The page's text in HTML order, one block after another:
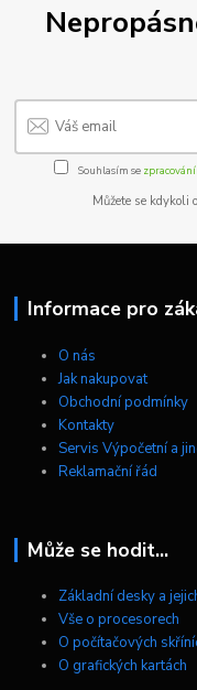
Souhlasím se
Můžete se
Informace pro
O nás
Jak nakupovat
Obchodní podmínky
Kontakty
Servis Výpočetní a
Reklamační řád
Může se hodit...
Základní desky a
Vše o procesorech
O počítačových
O grafických kartách